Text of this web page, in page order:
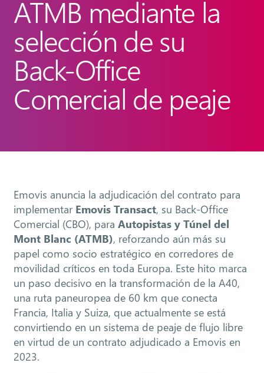
ATMB mediante la
selección de su
Back-Office
Comercial de peaje
Emovis anuncia la adjudicación del contrato para
implementar Emovis Transact, su Back-Office
Comercial (CBO), paraAutopistas y Túnel del
Mont Blanc (ATMB), reforzando aún más su
papel como socio estratégico en corredores de
movilidad críticos en toda Europa. Este hito marca
un paso decisivo en la transformación de la A40,
una ruta paneuropea de 60 km que conecta
Francia, Italia y Suiza, que actualmente se está
convirtiendo en un sistema de peaje de flujo libre
en virtud de un contrato adjudicado a Emovis en
2023.